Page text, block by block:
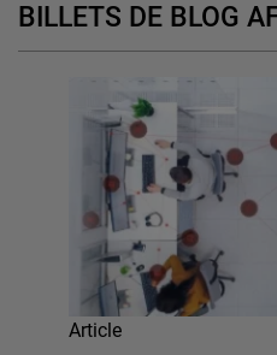
BILLETS DE BLOG
Article